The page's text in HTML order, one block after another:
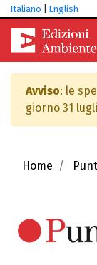
Italiano English
Avviso: le
giorno 31
Home